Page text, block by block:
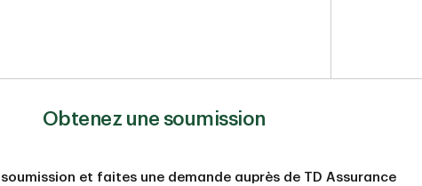
Obtenez une soumission
et faites une demande auprès de TD Assurance